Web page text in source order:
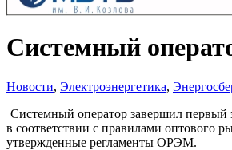
Системный
Новости, Электроэнергетика,
Системный оператор завершил первый
в соответствии с правилами оптового
утвержденные регламенты ОРЭМ.